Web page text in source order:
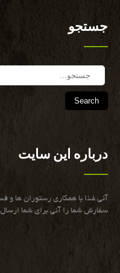
جستجو
درباره این سایت
آنی غذا با همكاری رستوران ها و
سفارش شما را آنی برای شما